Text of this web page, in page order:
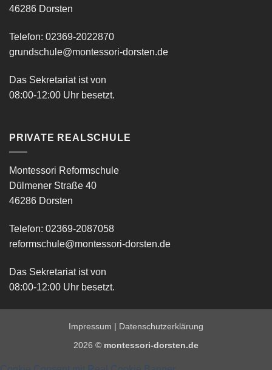
46286 Dorsten
Telefon: 02369-2022870
grundschule@montessori-dorsten.de
Das Sekretariat ist von
08:00-12:00 Uhr besetzt.
PRIVATE REALSCHULE
Montessori Reformschule
Dülmener Straße 40
46286 Dorsten
Telefon: 02369-2087058
reformschule@montessori-dorsten.de
Das Sekretariat ist von
08:00-12:00 Uhr besetzt.
Impressum | Datenschutzerklärung
2026 © montessori-dorsten.de